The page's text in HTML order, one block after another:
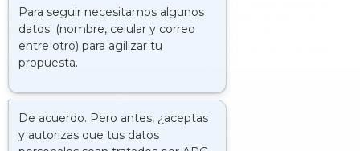
tiempo) Hace pocos días, una mamá me escribió llorando por
WhatsApp. Su hijo de 6 años llevaba dos días con fiebre alta. Lo
llevado a urgencias por la EPS, pero le dieron cita para consulta
pediátrica especializada en 22 días. Ella […]